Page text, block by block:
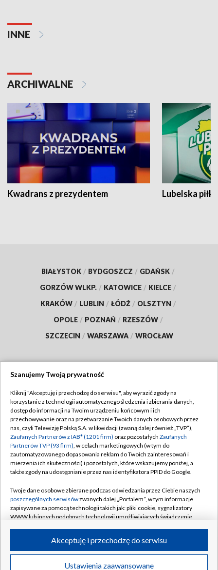
INNE
ARCHIWALNE
Kwadrans z prezydentem Lubelska piłka
BIAŁYSTOK / BYDGOSZCZ / GDAŃSK /
GORZÓW WLKP. / KATOWICE / KIELCE /
KRAKÓW / LUBLIN / ŁÓDŹ / OLSZTYN /
OPOLE / POZNAŃ / RZESZÓW /
SZCZECIN / WARSZAWA / WROCŁAW
TVP
Abonament TVP
Emisja w TVP
Centrum informacji TVP
Naziemna Telewizja Cyfrowa
Rada Programowa
System NOS
Informacje o nadawcy
Program dla prasy
Regulamin TVP
Polityka prywatności
Moje zgody
Pomoc
Kontakt
Kanały
©2026 Telewizja Polska S.A. w likwidacji
Szanujemy Twoją prywatność
Kliknij "Akceptuję i przechodzę do serwisu", aby wyrazić zgody na
korzystanie z technologii automatycznego śledzenia i zbierania danych,
dostęp do informacji na Twoim urządzeniu końcowym i ich
przechowywanie oraz na przetwarzanie Twoich danych osobowych przez
nas, czyli Telewizję Polską S.A. w likwidacji (zwaną dalej również „TVP”),
Zaufanych Partnerów z IAB* (1201 firm) oraz pozostałych Zaufanych
Partnerów TVP (93 firm), w celach marketingowych (w tym do
zautomatyzowanego dopasowania reklam do Twoich zainteresowań i
mierzenia ich skuteczności) i pozostałych, które wskazujemy poniżej, a
także zgody na udostępnianie przez nas identyfikatora PPID do Google.
Twoje dane osobowe zbierane podczas odwiedzania przez Ciebie naszych
poszczególnych serwisówzwanych dalej „Portalem”, w tym informacje
zapisywane za pomocą technologii takich jak: pliki cookie, sygnalizatory
WWW lub innych podobnych technologii umożliwiających świadczenie
ruchu w Internecie.
Twoje dane osobowe zbierane podczas odwiedzania przez Ciebie
Ustawienia zaawansowane
Akceptuję i przechodzę do serwisu